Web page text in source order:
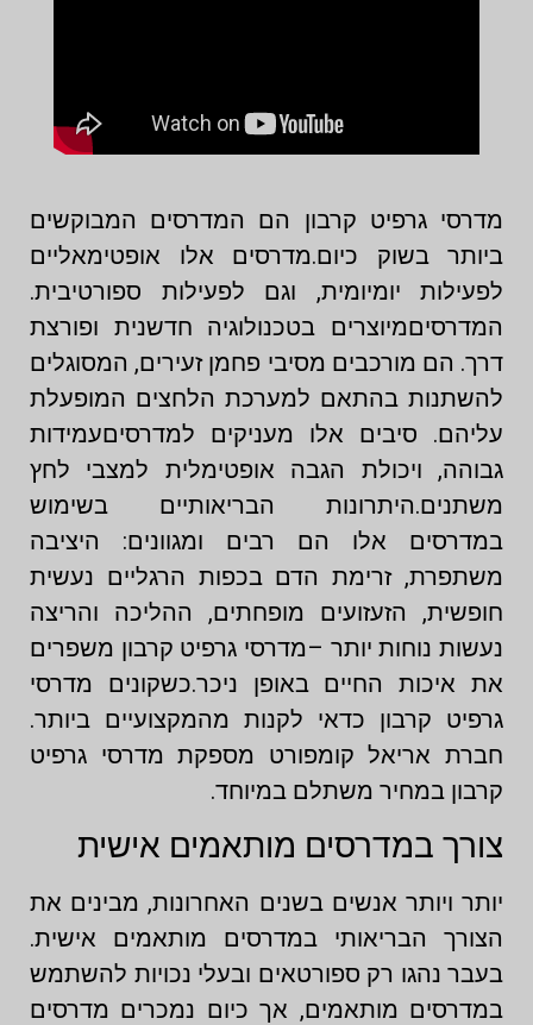
מדרסי גרפיט קרבון הם המדרסים המבוקשים
ביותר בשוק כיום.מדרסים אלו אופטימאליים
לפעילות יומיומית, וגם לפעילות ספורטיבית.
המדרסיםמיוצרים בטכנולוגיה חדשנית ופורצת
דרך. הם מורכבים מסיבי פחמן זעירים, המסוגלים
להשתנות בהתאם למערכת הלחצים המופעלת
עליהם. סיבים אלו מעניקים למדרסיםעמידות
גבוהה, ויכולת הגבה אופטימלית למצבי לחץ
משתנים.היתרונות הבריאותיים בשימוש
במדרסים אלו הם רבים ומגוונים: היציבה
משתפרת, זרימת הדם בכפות הרגליים נעשית
חופשית, הזעזועים מופחתים, ההליכה והריצה
נעשות נוחות יותר –מדרסי גרפיט קרבון משפרים
את איכות החיים באופן ניכר.כשקונים מדרסי
גרפיט קרבון כדאי לקנות מהמקצועיים ביותר.
חברת אריאל קומפורט מספקת מדרסי גרפיט
קרבון במחיר משתלם במיוחד.
צורך במדרסים מותאמים אישית
יותר ויותר אנשים בשנים האחרונות, מבינים את
הצורך הבריאותי במדרסים מותאמים אישית.
בעבר נהגו רק ספורטאים ובעלי נכויות להשתמש
במדרסים מותאמים, אך כיום נמכרים מדרסים